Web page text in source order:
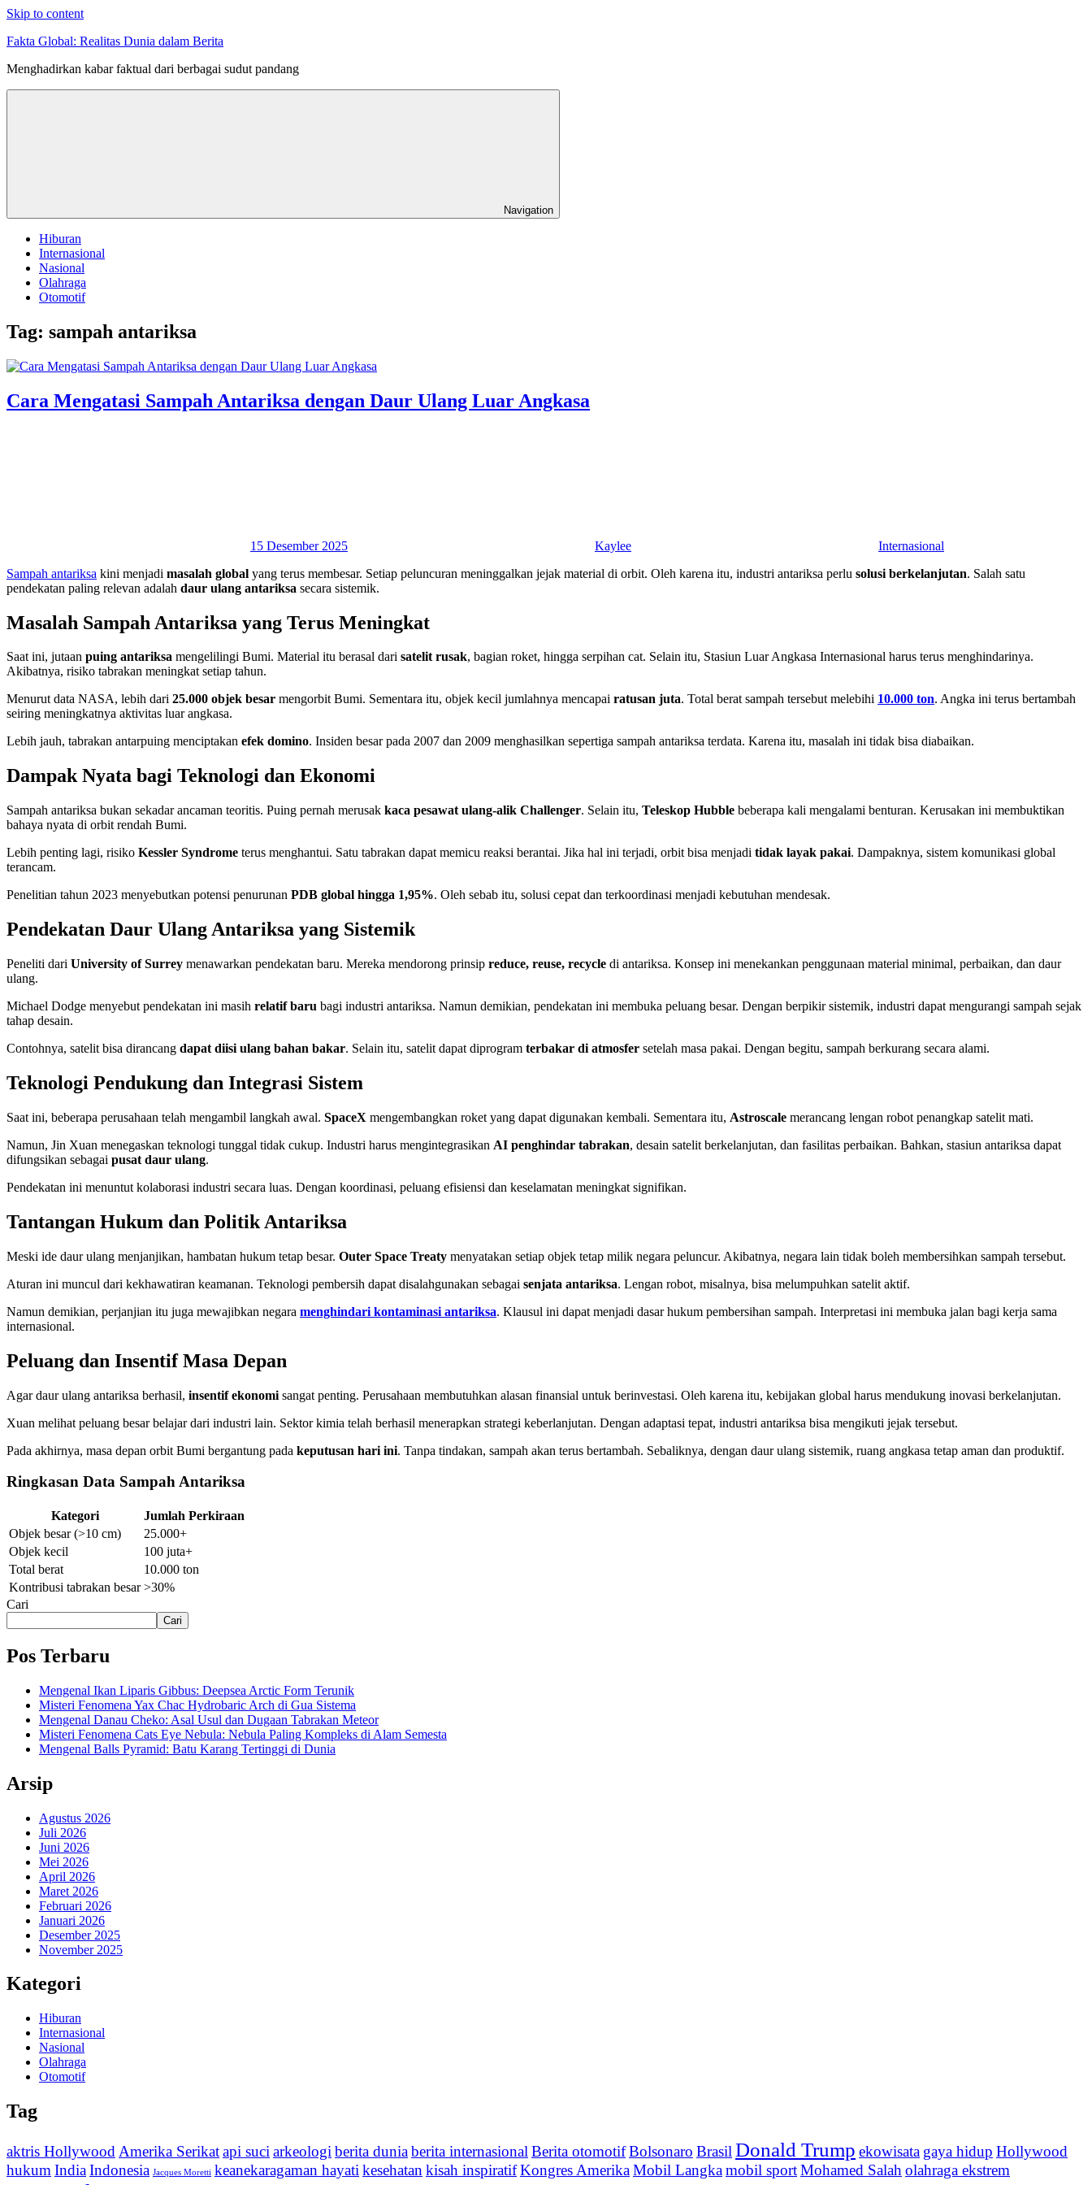
Skip to content
Fakta Global: Realitas Dunia dalam Berita
Menghadirkan kabar faktual dari berbagai sudut pandang
Navigation
Hiburan
Internasional
Nasional
Olahraga
Otomotif
Tag: sampah antariksa
Cara Mengatasi Sampah Antariksa dengan Daur Ulang Luar Angkasa
15 Desember 2025 Kaylee
Internasional
Sampah antariksa kini menjadi masalah global yang terus membesar. Setiap peluncuran meninggalkan jejak material di orbit. Oleh karena itu, industri antariksa perlu solusi berkelanjutan. Salah satu
pendekatan paling relevan adalah daur ulang antariksa secara sistemik.
Masalah Sampah Antariksa yang Terus Meningkat
Saat ini, jutaan puing antariksa mengelilingi Bumi. Material itu berasal dari satelit rusak, bagian roket, hingga serpihan cat. Selain itu, Stasiun Luar Angkasa Internasional harus terus menghindarinya.
Akibatnya, risiko tabrakan meningkat setiap tahun.
Menurut data NASA, lebih dari 25.000 objek besar mengorbit Bumi. Sementara itu, objek kecil jumlahnya mencapai ratusan juta. Total berat sampah tersebut melebihi 10.000 ton. Angka ini terus bertambah
seiring meningkatnya aktivitas luar angkasa.
Lebih jauh, tabrakan antarpuing menciptakan efek domino. Insiden besar pada 2007 dan 2009 menghasilkan sepertiga sampah antariksa terdata. Karena itu, masalah ini tidak bisa diabaikan.
Dampak Nyata bagi Teknologi dan Ekonomi
Sampah antariksa bukan sekadar ancaman teoritis. Puing pernah merusak kaca pesawat ulang-alik Challenger. Selain itu, Teleskop Hubble beberapa kali mengalami benturan. Kerusakan ini membuktikan
bahaya nyata di orbit rendah Bumi.
Lebih penting lagi, risiko Kessler Syndrome terus menghantui. Satu tabrakan dapat memicu reaksi berantai. Jika hal ini terjadi, orbit bisa menjadi tidak layak pakai. Dampaknya, sistem komunikasi global
terancam.
Penelitian tahun 2023 menyebutkan potensi penurunan PDB global hingga 1,95%. Oleh sebab itu, solusi cepat dan terkoordinasi menjadi kebutuhan mendesak.
Pendekatan Daur Ulang Antariksa yang Sistemik
Peneliti dari University of Surrey menawarkan pendekatan baru. Mereka mendorong prinsip reduce, reuse, recycle di antariksa. Konsep ini menekankan penggunaan material minimal, perbaikan, dan daur
ulang.
Michael Dodge menyebut pendekatan ini masih relatif baru bagi industri antariksa. Namun demikian, pendekatan ini membuka peluang besar. Dengan berpikir sistemik, industri dapat mengurangi sampah sejak
tahap desain.
Contohnya, satelit bisa dirancang dapat diisi ulang bahan bakar. Selain itu, satelit dapat diprogram terbakar di atmosfer setelah masa pakai. Dengan begitu, sampah berkurang secara alami.
Teknologi Pendukung dan Integrasi Sistem
Saat ini, beberapa perusahaan telah mengambil langkah awal. SpaceX mengembangkan roket yang dapat digunakan kembali. Sementara itu, Astroscale merancang lengan robot penangkap satelit mati.
Namun, Jin Xuan menegaskan teknologi tunggal tidak cukup. Industri harus mengintegrasikan AI penghindar tabrakan, desain satelit berkelanjutan, dan fasilitas perbaikan. Bahkan, stasiun antariksa dapat
difungsikan sebagai pusat daur ulang.
Pendekatan ini menuntut kolaborasi industri secara luas. Dengan koordinasi, peluang efisiensi dan keselamatan meningkat signifikan.
Tantangan Hukum dan Politik Antariksa
Meski ide daur ulang menjanjikan, hambatan hukum tetap besar. Outer Space Treaty menyatakan setiap objek tetap milik negara peluncur. Akibatnya, negara lain tidak boleh membersihkan sampah tersebut.
Aturan ini muncul dari kekhawatiran keamanan. Teknologi pembersih dapat disalahgunakan sebagai senjata antariksa. Lengan robot, misalnya, bisa melumpuhkan satelit aktif.
Namun demikian, perjanjian itu juga mewajibkan negara menghindari kontaminasi antariksa. Klausul ini dapat menjadi dasar hukum pembersihan sampah. Interpretasi ini membuka jalan bagi kerja sama
internasional.
Peluang dan Insentif Masa Depan
Agar daur ulang antariksa berhasil, insentif ekonomi sangat penting. Perusahaan membutuhkan alasan finansial untuk berinvestasi. Oleh karena itu, kebijakan global harus mendukung inovasi berkelanjutan.
Xuan melihat peluang besar belajar dari industri lain. Sektor kimia telah berhasil menerapkan strategi keberlanjutan. Dengan adaptasi tepat, industri antariksa bisa mengikuti jejak tersebut.
Pada akhirnya, masa depan orbit Bumi bergantung pada keputusan hari ini. Tanpa tindakan, sampah akan terus bertambah. Sebaliknya, dengan daur ulang sistemik, ruang angkasa tetap aman dan produktif.
Ringkasan Data Sampah Antariksa
Kategori
Jumlah Perkiraan
Objek besar (>10 cm)
25.000+
Objek kecil
100 juta+
Total berat
10.000 ton
Kontribusi tabrakan besar >30%
Cari
Cari
Pos Terbaru
Mengenal Ikan Liparis Gibbus: Deepsea Arctic Form Terunik
Misteri Fenomena Yax Chac Hydrobaric Arch di Gua Sistema
Mengenal Danau Cheko: Asal Usul dan Dugaan Tabrakan Meteor
Misteri Fenomena Cats Eye Nebula: Nebula Paling Kompleks di Alam Semesta
Mengenal Balls Pyramid: Batu Karang Tertinggi di Dunia
Arsip
Agustus 2026
Juli 2026
Juni 2026
Mei 2026
April 2026
Maret 2026
Februari 2026
Januari 2026
Desember 2025
November 2025
Kategori
Hiburan
Internasional
Nasional
Olahraga
Otomotif
Tag
aktris Hollywood Amerika Serikatapi suci arkeologi berita duniaberita internasional Berita otomotifBolsonaro Brasil Donald Trump ekowisata gaya hidup Hollywood
hukum IndiaIndonesia Jacques Moretti keanekaragaman hayati kesehatan kisah inspiratifKongres AmerikaMobil Langkamobil sportMohamed Salah olahraga ekstrem